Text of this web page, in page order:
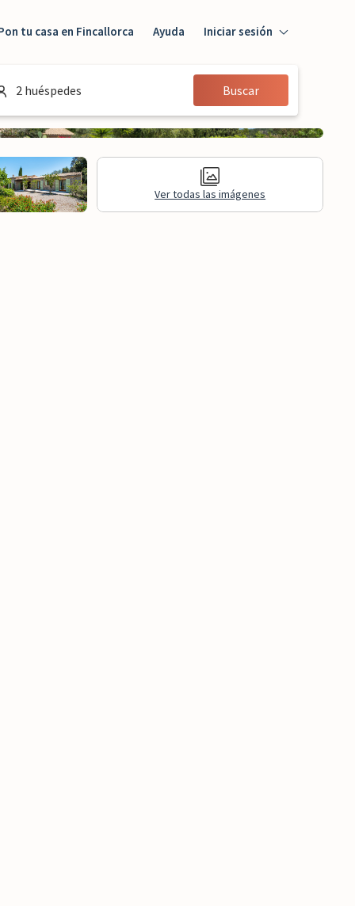
tu casa en Fincallorca Ayuda Iniciar sesión
Iniciar sesión
Huésped
2 huéspedes Buscar
Ver todas las imágenes